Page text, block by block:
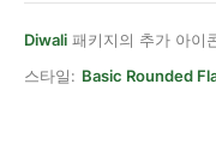
Diwali 패키지의 추가 아이
스타일: Basic Rounded